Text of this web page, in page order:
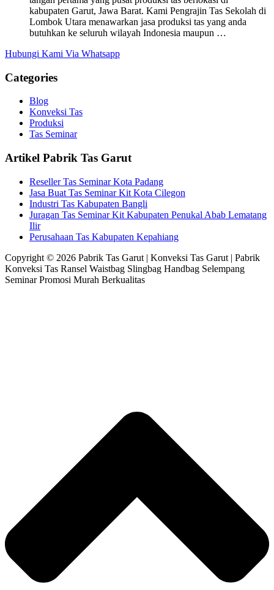
kabupaten Garut, Jawa Barat. Kami Pengrajin Tas Sekolah di
Lombok Utara menawarkan jasa produksi tas yang anda
butuhkan ke seluruh wilayah Indonesia maupun …
Hubungi Kami Via Whatsapp
Categories
Blog
Konveksi Tas
Produksi
Tas Seminar
Artikel Pabrik Tas Garut
Reseller Tas Seminar Kota Padang
Jasa Buat Tas Seminar Kit Kota Cilegon
Industri Tas Kabupaten Bangli
Juragan Tas Seminar Kit Kabupaten Penukal Abab Lematang
Ilir
Perusahaan Tas Kabupaten Kepahiang
Copyright © 2026 Pabrik Tas Garut | Konveksi Tas Garut | Pabrik
Konveksi Tas Ransel Waistbag Slingbag Handbag Selempang
Seminar Promosi Murah Berkualitas